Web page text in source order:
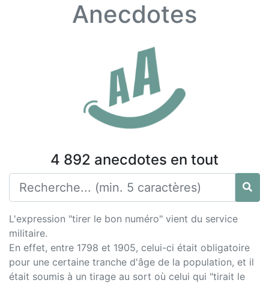
Anecdotes
4 892 anecdotes en tout
L'expression "tirer le bon numéro" vient du service
militaire.
En effet, entre 1798 et 1905, celui-ci était obligatoire
pour une certaine tranche d'âge de la population, et il
était soumis à un tirage au sort où celui qui "tirait le